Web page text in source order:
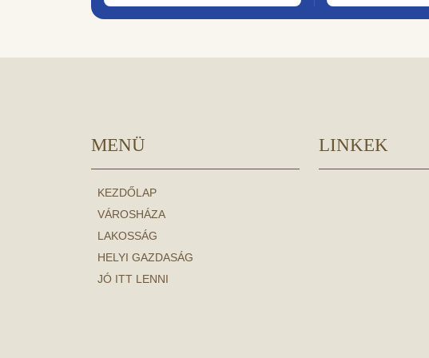
MENÜ
KEZDŐLAP
VÁROSHÁZA
LAKOSSÁG
HELYI GAZDASÁG
JÓ ITT LENNI
LINKEK